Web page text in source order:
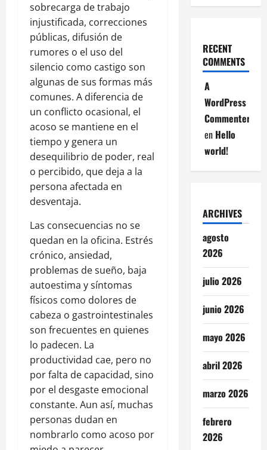
sobrecarga de trabajo
injustificada, correcciones
públicas, difusión de
rumores o el uso del
silencio como castigo son
algunas de sus formas más
comunes. A diferencia de
un conflicto ocasional, el
acoso se mantiene en el
tiempo y genera un
desequilibrio de poder, real
o percibido, que deja a la
persona afectada en
desventaja.
Las consecuencias no se
quedan en la oficina. Estrés
crónico, ansiedad,
problemas de sueño, baja
autoestima y síntomas
físicos como dolores de
cabeza o gastrointestinales
son frecuentes en quienes
lo padecen. La
productividad cae, pero no
por falta de capacidad, sino
por el desgaste emocional
constante. Aun así, muchas
personas dudan en
nombrarlo como acoso por
RECENT
COMMENTS
A
WordPress
Commenter
en Hello
world!
ARCHIVES
agosto
2026
julio 2026
junio 2026
mayo 2026
abril 2026
marzo 2026
febrero
2026